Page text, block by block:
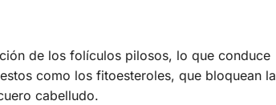
de los folículos pilosos, lo que conduce
como los fitoesteroles, que bloquean la
cabelludo.